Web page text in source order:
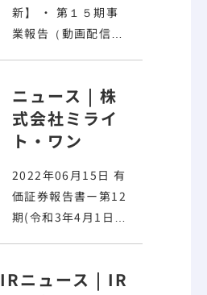
新】 ・ 第１５期事
業報告（ 動画配信
いては、 こちら を
ご覧ください。 ニュ
ース一覧へ戻る
ス ＩＲサイト更新情
報（第１５期事業報
告（動画配信）［再
生時間：約16分］）
ニュース | 株
式会社ミライ
ト・ワン
2022年06月15日 有
価証券報告書ー第12
期(令和3年4月1日ー
15日 第１２回定時株
IRニュース | IR